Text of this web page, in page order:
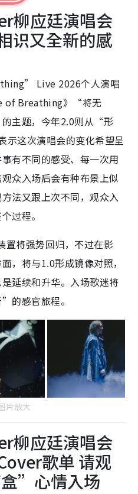
柳应廷演唱会
识又全新的感
Live 2026个人演唱
of Breathing》“将无
主题，今年2.0则从“形
这次演唱会的变化希望呈
有不同的感受、每一次用
众入场后会有种布景上似
法又跟上次不同，观众入
过程。
置将强势回归，不过在影
，将与1.0形成镜像对照，
延续和升华。入场歌迷将
的感官旅程。
片放大
柳应廷演唱会
歌单 请观
”心情入场